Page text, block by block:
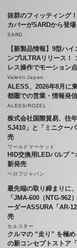
抜群のフィッティング
カバーがSARDから登場
SARD
【新製品情報】9型ハ
ンプULTRAリリース！
レス操作でモーション
Valenti Japan
ALESS、2026年8月に
都圏での営業・情報発
ALESS/ROZEL
株式会社国際貿易、往
SJ410」と「ミニクー
売
ワールドマーケット
HID交換用LEDバルブ
新発売
ベロフジャパン
最先端の取り締まりに
「JMA-600（NTG-962
ーダーASSURA「AR-
売
セルスター
クルマの “走り” を極
の新コンセプトストア